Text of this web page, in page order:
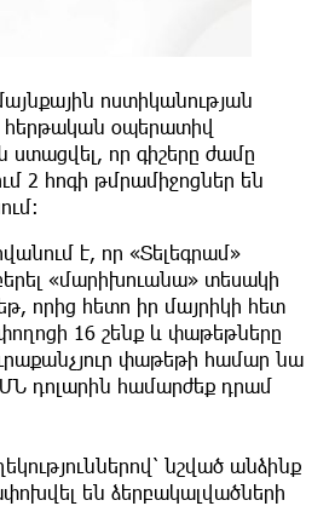
ոստիկանության
հերթական օպերատիվ
ստացվել, որ գիշերը ժամը
2 հոգի թմրամիջոցներ են
է, որ «Տելեգրամ»
«մարիխուանա» տեսակի
որից հետո իր մայրիկի հետ
16 շենք և փաթեթները
փաթեթի համար նա
դոլարին համարժեք դրամ
նշված անձինք
են ձերբակալվածների